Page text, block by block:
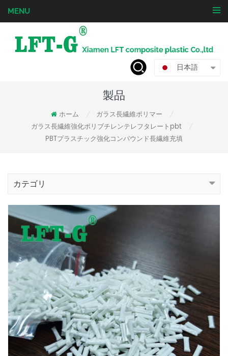
MENU
日本語
製品
ホーム ガラス長繊維ポリマー
ガラス長繊維強化ポリブチレンテレフタレートpbt
PBTプラスチック強化コンパウンド長繊維充填
カテゴリ